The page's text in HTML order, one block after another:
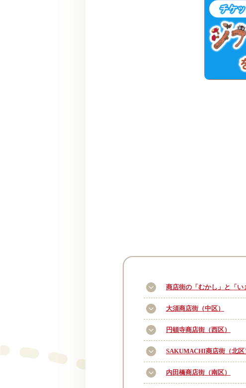
商店街の「むかし」と「い
大須商店街（中区）
円頓寺商店街（西区）
SAKUMACHI商店街（北区
内田橋商店街（南区）